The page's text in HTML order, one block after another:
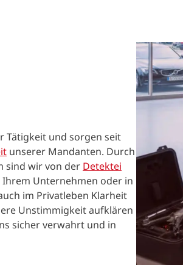
Tätigkeit und sorgen seit
unserer Mandanten. Durch
sind wir von der Detektei
Ihrem Unternehmen oder in
im Privatleben Klarheit
Unstimmigkeit aufklären
sicher verwahrt und in